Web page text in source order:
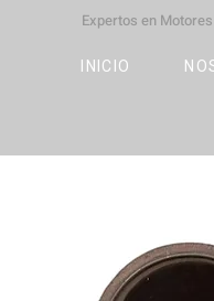
Expertos en
INICIO